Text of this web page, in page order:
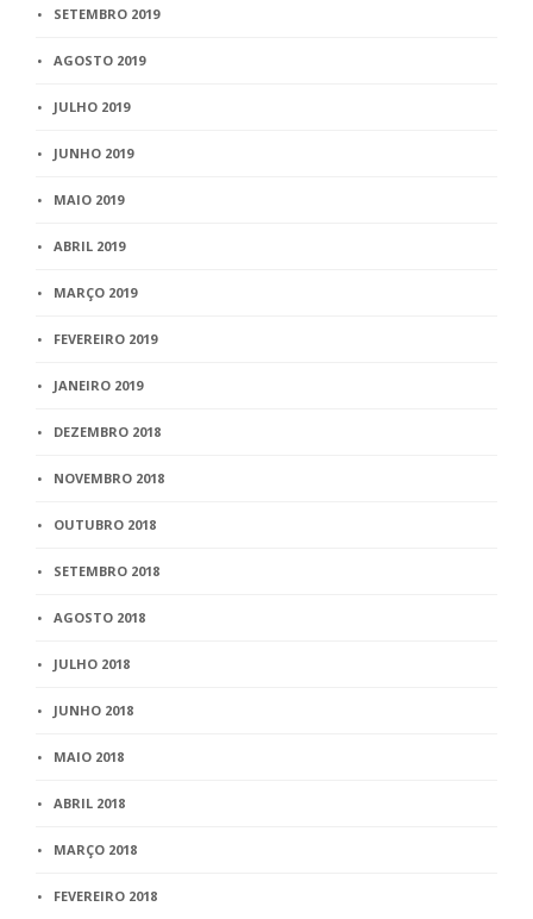
SETEMBRO 2019
AGOSTO 2019
JULHO 2019
JUNHO 2019
MAIO 2019
ABRIL 2019
MARÇO 2019
FEVEREIRO 2019
JANEIRO 2019
DEZEMBRO 2018
NOVEMBRO 2018
OUTUBRO 2018
SETEMBRO 2018
AGOSTO 2018
JULHO 2018
JUNHO 2018
MAIO 2018
ABRIL 2018
MARÇO 2018
FEVEREIRO 2018